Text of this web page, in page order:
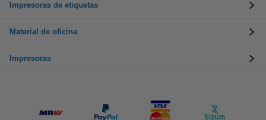
Impresoras de etiquetas
Material de oficina
Impresoras